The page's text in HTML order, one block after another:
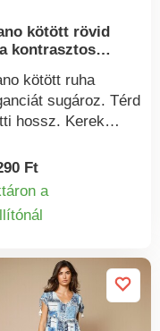
kötött rövid
kontrasztos
kötött ruha
sugároz. Térd
hossz. Kerek
szegéllyel.
ujjak kontrasztos
zseb elöl.
mosható.
Ft
a